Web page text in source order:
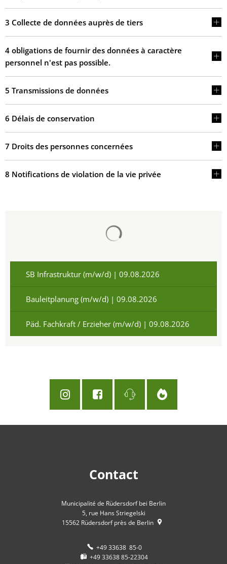
3 Collecte de données auprès de tiers
4 obligations de fournir des données à caractère
personnel n'est pas possible.
5 Transmissions de données
6 Délais de conservation
7 Droits des personnes concernées
8 Notifications de violation de la vie privée
SB Infrastruktur (m/w/d) | 09.08.2026
Bauleitplanung (m/w/d) | 09.08.2026
Päd. Fachkraft / Erzieher (m/w/d) | 09.08.2026
Contact
Municipalité de Rüdersdorf bei Berlin
5, rue Hans Striegelski
15562 Rüdersdorf près de Berlin
+49 33638 85-0
+49 33638 85-22304